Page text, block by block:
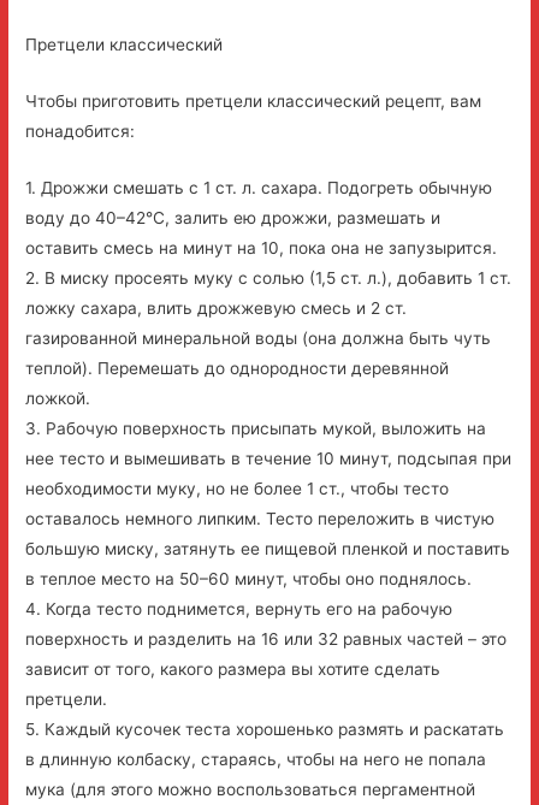
Претцели классический
Чтобы приготовить претцели классический рецепт, вам
понадобится:
1. Дрожжи смешать с 1 ст. л. сахара. Подогреть обычную
воду до 40–42°С, залить ею дрожжи, размешать и
оставить смесь на минут на 10, пока она не запузырится.
2. В миску просеять муку с солью (1,5 ст. л.), добавить 1 ст.
ложку сахара, влить дрожжевую смесь и 2 ст.
газированной минеральной воды (она должна быть чуть
теплой). Перемешать до однородности деревянной
ложкой.
3. Рабочую поверхность присыпать мукой, выложить на
нее тесто и вымешивать в течение 10 минут, подсыпая при
необходимости муку, но не более 1 ст., чтобы тесто
оставалось немного липким. Тесто переложить в чистую
большую миску, затянуть ее пищевой пленкой и поставить
в теплое место на 50–60 минут, чтобы оно поднялось.
4. Когда тесто поднимется, вернуть его на рабочую
поверхность и разделить на 16 или 32 равных частей – это
зависит от того, какого размера вы хотите сделать
претцели.
5. Каждый кусочек теста хорошенько размять и раскатать
в длинную колбаску, стараясь, чтобы на него не попала
мука (для этого можно воспользоваться пергаментной